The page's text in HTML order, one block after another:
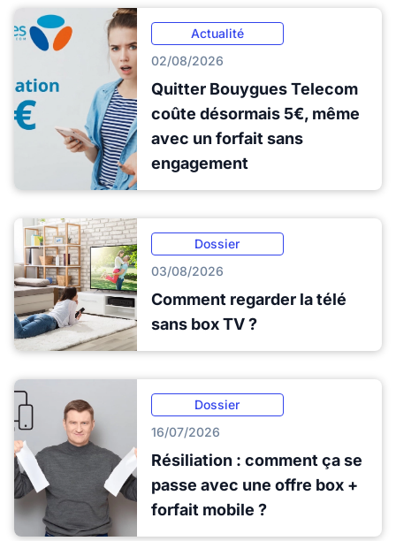
Actualité
02/08/2026
Quitter Bouygues Telecom
coûte désormais 5€, même
avec un forfait sans
engagement
Dossier
03/08/2026
Comment regarder la télé
sans box TV ?
Dossier
16/07/2026
Résiliation : comment ça se
passe avec une offre box +
forfait mobile ?